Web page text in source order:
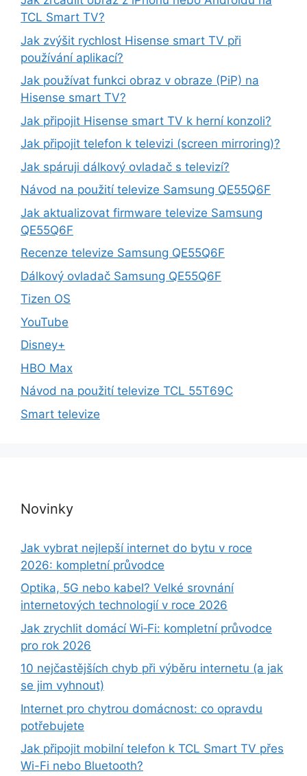
TCL Smart TV?
Jak zvýšit rychlost Hisense smart TV při
používání aplikací?
Jak používat funkci obraz v obraze (PiP) na
Hisense smart TV?
Jak připojit Hisense smart TV k herní konzoli?
Jak připojit telefon k televizi (screen mirroring)?
Jak spáruji dálkový ovladač s televizí?
Návod na použití televize Samsung QE55Q6F
Jak aktualizovat firmware televize Samsung
QE55Q6F
Recenze televize Samsung QE55Q6F
Dálkový ovladač Samsung QE55Q6F
Tizen OS
YouTube
Disney+
HBO Max
Návod na použití televize TCL 55T69C
Smart televize
Novinky
Jak vybrat nejlepší internet do bytu v roce
2026: kompletní průvodce
Optika, 5G nebo kabel? Velké srovnání
internetových technologií v roce 2026
Jak zrychlit domácí Wi‑Fi: kompletní průvodce
pro rok 2026
10 nejčastějších chyb při výběru internetu (a jak
se jim vyhnout)
Internet pro chytrou domácnost: co opravdu
potřebujete
Jak připojit mobilní telefon k TCL Smart TV přes
Wi-Fi nebo Bluetooth?